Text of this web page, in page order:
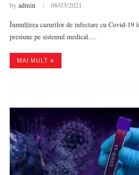
by admin 08/03/2021
Înmulțirea cazurilor de infectare cu Covid-19
presiune pe sistemul medical.…
MAI MULT